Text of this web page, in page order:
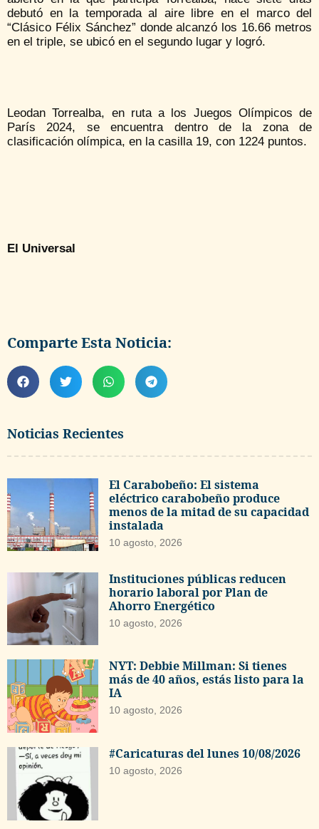
Noticias Recientes
El Carabobeño: El sistema
eléctrico carabobeño produce
menos de la mitad de su capacidad
instalada
10 agosto, 2026
Instituciones públicas reducen
horario laboral por Plan de
Ahorro Energético
10 agosto, 2026
NYT: Debbie Millman: Si tienes
más de 40 años, estás listo para la
IA
10 agosto, 2026
#Caricaturas del lunes 10/08/2026
10 agosto, 2026
debutó en la temporada al aire libre en el marco del
“Clásico Félix Sánchez” donde alcanzó los 16.66 metros
en el triple, se ubicó en el segundo lugar y logró.
Leodan Torrealba, en ruta a los Juegos Olímpicos de
París 2024, se encuentra dentro de la zona de
clasificación olímpica, en la casilla 19, con 1224 puntos.
El Universal
Comparte Esta Noticia: